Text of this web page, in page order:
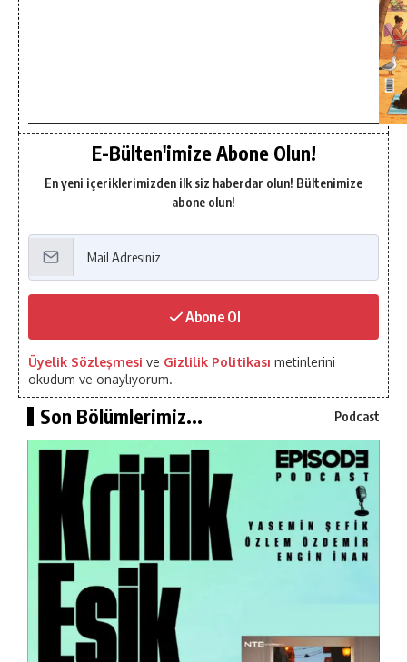
E-Bülten'imize Abone Olun!
En yeni içeriklerimizden ilk siz haberdar olun! Bültenimize
abone olun!
Abone Ol
Üyelik Sözleşmesi ve Gizlilik Politikası metinlerini
okudum ve onaylıyorum.
Son Bölümlerimiz... Podcast